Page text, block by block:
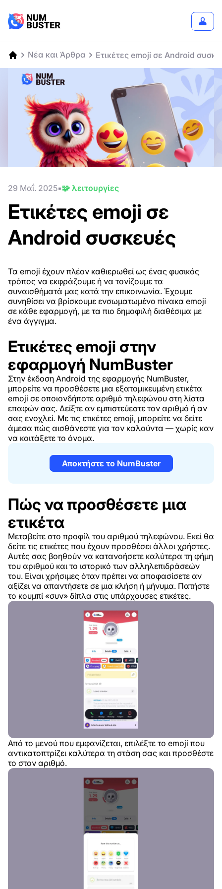
Νέα και Άρθρα Ετικέτες emoji σε Android
29 Μαΐ. 2025 🧩 λειτουργίες
Ετικέτες emoji σε
Android συσκευές
Τα emoji έχουν πλέον καθιερωθεί ως ένας φυσικός
τρόπος να εκφράζουμε ή να τονίζουμε τα
συναισθήματά μας κατά την επικοινωνία. Έχουμε
συνηθίσει να βρίσκουμε ενσωματωμένο πίνακα emoji
σε κάθε εφαρμογή, με τα πιο δημοφιλή διαθέσιμα με
ένα άγγιγμα.
Ετικέτες emoji στην
εφαρμογή NumBuster
Στην έκδοση Android της εφαρμογής NumBuster,
μπορείτε να προσθέσετε μια εξατομικευμένη ετικέτα
emoji σε οποιονδήποτε αριθμό τηλεφώνου στη λίστα
επαφών σας. Δείξτε αν εμπιστεύεστε τον αριθμό ή αν
σας ενοχλεί. Με τις ετικέτες emoji, μπορείτε να δείτε
άμεσα πώς αισθάνεστε για τον καλούντα — χωρίς καν
να κοιτάξετε το όνομα.
Αποκτήστε το NumBuster
Πώς να προσθέσετε μια
ετικέτα
Μεταβείτε στο προφίλ του αριθμού τηλεφώνου. Εκεί θα
δείτε τις ετικέτες που έχουν προσθέσει άλλοι χρήστες.
Αυτές σας βοηθούν να κατανοήσετε καλύτερα τη φήμη
του αριθμού και το ιστορικό των αλληλεπιδράσεών
του. Είναι χρήσιμες όταν πρέπει να αποφασίσετε αν
αξίζει να απαντήσετε σε μια κλήση ή μήνυμα. Πατήστε
το κουμπί «συν» δίπλα στις υπάρχουσες ετικέτες.
Από το μενού που εμφανίζεται, επιλέξτε το emoji που
αντικατοπτρίζει καλύτερα τη στάση σας και προσθέστε
το στον αριθμό.